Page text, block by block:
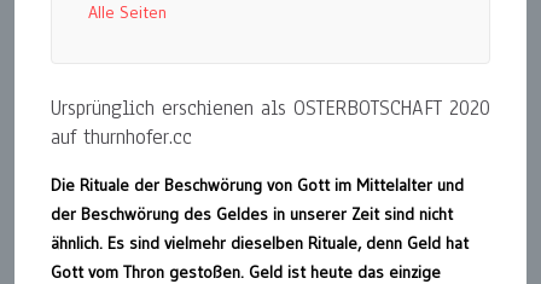
Alle Seiten
Ursprünglich erschienen als OSTERBOTSCHAFT 2020
auf thurnhofer.cc
Die Rituale der Beschwörung von Gott im Mittelalter und
der Beschwörung des Geldes in unserer Zeit sind nicht
ähnlich. Es sind vielmehr dieselben Rituale, denn Geld hat
Gott vom Thron gestoßen. Geld ist heute das einzige